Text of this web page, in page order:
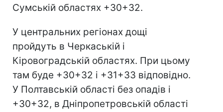
Сумській областях +30+32.
У центральних регіонах дощі
пройдуть в Черкаській і
Кіровоградській областях. При цьому
там буде +30+32 і +31+33 відповідно.
У Полтавській області без опадів і
+30+32, в Дніпропетровській області